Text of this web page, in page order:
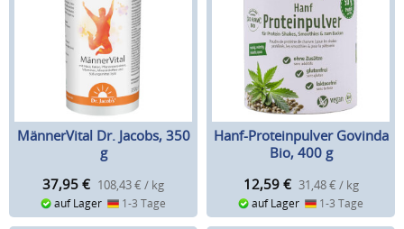
MännerVital Dr. Jacobs, 350
g
37,95 € 108,43 € / kg
auf Lager 1-3 Tage
Hanf-Proteinpulver Govinda
Bio, 400 g
12,59 € 31,48 € / kg
auf Lager 1-3 Tage